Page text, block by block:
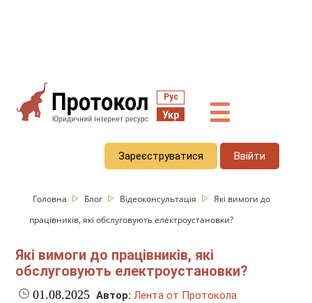
Рус
Укр ☰
Зареєструватися Ввійти
Головна Блог Відеоконсультація
Які вимоги до
працівників, які обслуговують електроустановки?
Які вимоги до працівників, які
обслуговують електроустановки?
01.08.2025 Автор: Лента от Протокола